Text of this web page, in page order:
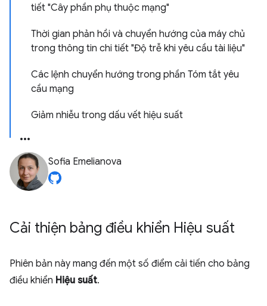
tiết "Cây phần phụ thuộc mạng"
Thời gian phản hồi và chuyển hướng của máy chủ
trong thông tin chi tiết "Độ trễ khi yêu cầu tài liệu"
Các lệnh chuyển hướng trong phần Tóm tắt yêu
cầu mạng
Giảm nhiễu trong dấu vết hiệu suất
Sofia Emelianova
Cải thiện bảng điều khiển Hiệu suất
Phiên bản này mang đến một số điểm cải tiến cho bảng
điều khiển Hiệu suất.